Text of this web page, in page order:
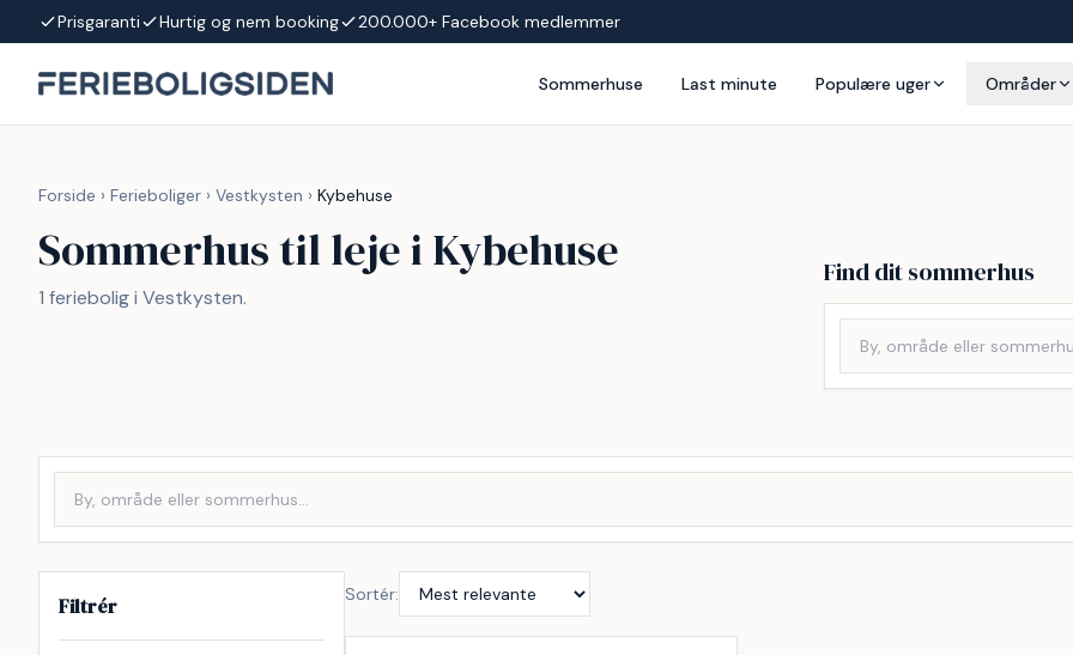
Spring til indhold
Prisgaranti Hurtig og nem booking 200.000+ Facebook medlemmer
Sommerhuse Last minute Populære uger Områder
Forside › Ferieboliger › Vestkysten › Kybehuse
Sommerhus til leje i Kybehuse
1 feriebolig i Vestkysten.
Find dit sommerhus
Filtrér Sortér: